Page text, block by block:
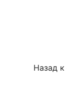
Назад к